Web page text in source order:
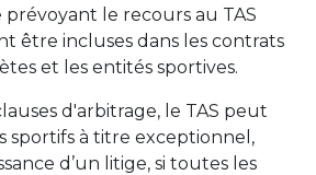
le recours au TAS
être incluses dans les contrats
et les entités sportives.
d'arbitrage, le TAS peut
sportifs à titre exceptionnel,
d’un litige, si toutes les